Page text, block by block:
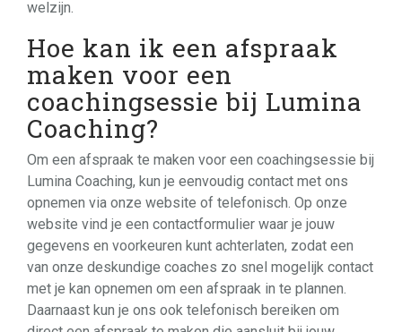
welzijn.
Hoe kan ik een afspraak
maken voor een
coachingsessie bij Lumina
Coaching?
Om een afspraak te maken voor een coachingsessie bij
Lumina Coaching, kun je eenvoudig contact met ons
opnemen via onze website of telefonisch. Op onze
website vind je een contactformulier waar je jouw
gegevens en voorkeuren kunt achterlaten, zodat een
van onze deskundige coaches zo snel mogelijk contact
met je kan opnemen om een afspraak in te plannen.
Daarnaast kun je ons ook telefonisch bereiken om